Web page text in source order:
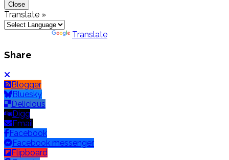
Close
Translate »
Translate
Share
Blogger
Bluesky
Delicious
Digg
Email
Facebook
Facebook messenger
Flipboard